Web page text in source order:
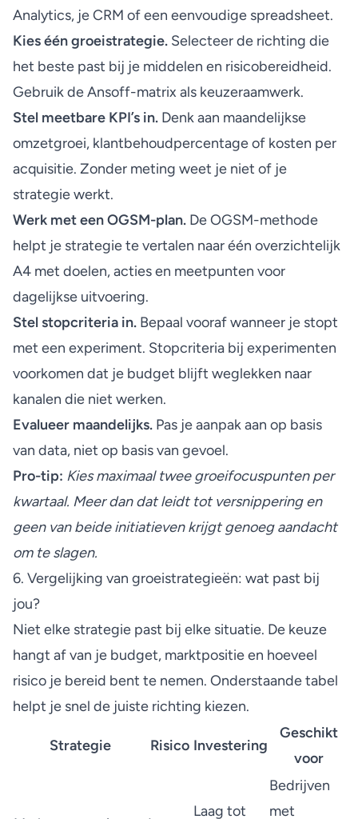
Analytics, je CRM of een eenvoudige spreadsheet.
Kies één groeistrategie. Selecteer de richting die
het beste past bij je middelen en risicobereidheid.
Gebruik de Ansoff-matrix als keuzeraamwerk.
Stel meetbare KPI’s in. Denk aan maandelijkse
omzetgroei, klantbehoudpercentage of kosten per
acquisitie. Zonder meting weet je niet of je
strategie werkt.
Werk met een OGSM-plan. DeOGSM-methode
helpt je strategie te vertalen naar één overzichtelijk
A4 met doelen, acties en meetpunten voor
dagelijkse uitvoering.
Stel stopcriteria in. Bepaal vooraf wanneer je stopt
met een experiment. Stopcriteria bij experimenten
voorkomen dat je budget blijft weglekken naar
kanalen die niet werken.
Evalueer maandelijks. Pas je aanpak aan op basis
van data, niet op basis van gevoel.
Pro-tip: Kies maximaal twee groeifocuspunten per
kwartaal. Meer dan dat leidt tot versnippering en
geen van beide initiatieven krijgt genoeg aandacht
om te slagen.
6. Vergelijking van groeistrategieën: wat past bij
jou?
Niet elke strategie past bij elke situatie. De keuze
hangt af van je budget, marktpositie en hoeveel
risico je bereid bent te nemen. Onderstaande tabel
helpt je snel de juiste richting kiezen.
Strategie Risico Investering
Geschikt
voor
Laag tot
Bedrijven
met